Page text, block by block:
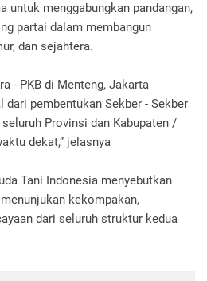
untuk menggabungkan pandangan,
partai dalam membangun
dan sejahtera.
- PKB di Menteng, Jakarta
dari pembentukan Sekber - Sekber
Provinsi dan Kabupaten /
dekat,” jelasnya
Tani Indonesia menyebutkan
kekompakan,
dari seluruh struktur kedua